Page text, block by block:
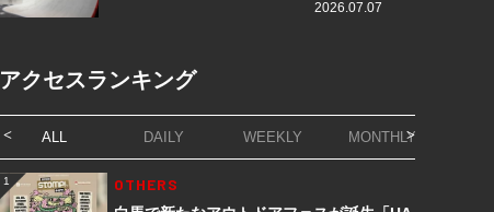
2026.07.07
アクセスランキング
ALL DAILY WEEKLY MONTHLY
1 OTHERS